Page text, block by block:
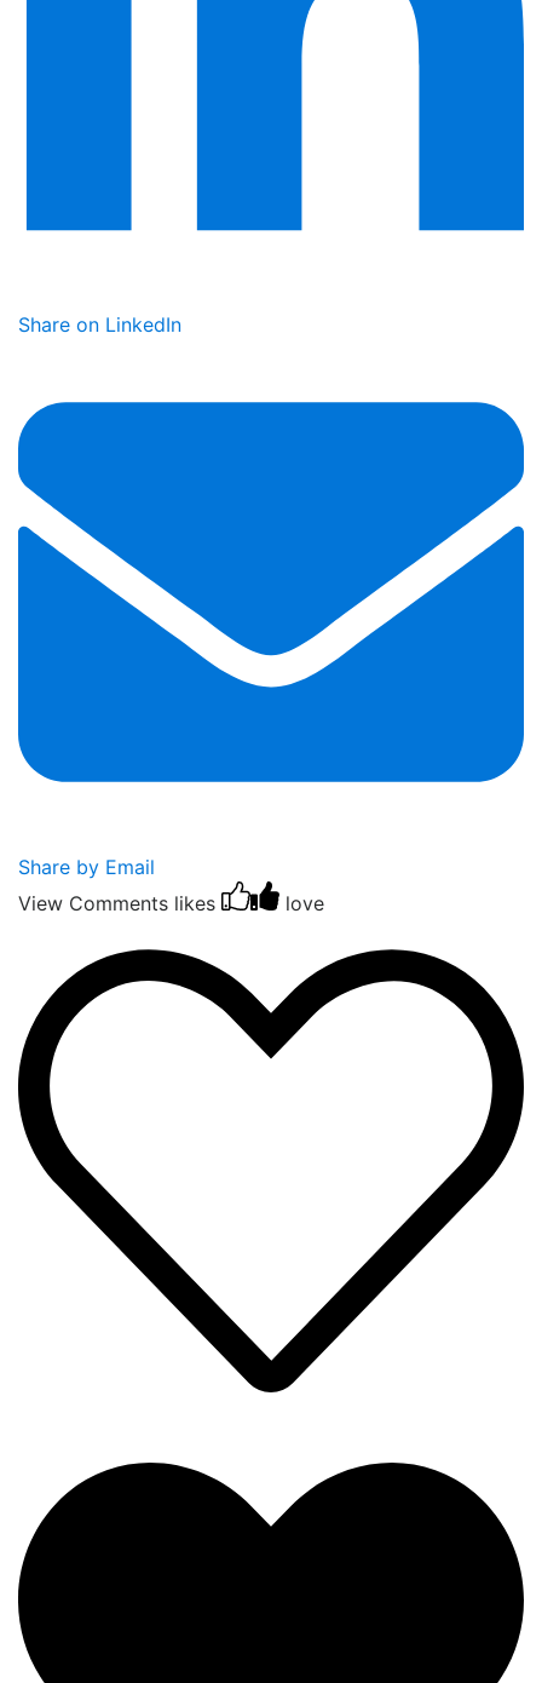
Share on LinkedIn
Share by Email
View Comments likes love